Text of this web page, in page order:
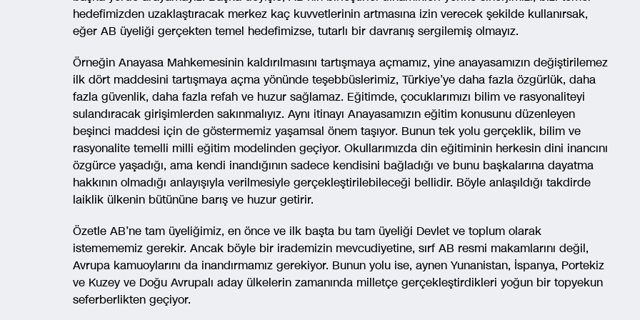
hedefimizden uzaklaştıracak merkez kaç kuvvetlerinin artmasına izin verecek şekilde kullanırsak,
eğer AB üyeliği gerçekten temel hedefimizse, tutarlı bir davranış sergilemiş olmayız.
Örneğin Anayasa Mahkemesinin kaldırılmasını tartışmaya açmamız, yine anayasamızın değiştirilemez
ilk dört maddesini tartışmaya açma yönünde teşebbüslerimiz, Türkiye’ye daha fazla özgürlük, daha
fazla güvenlik, daha fazla refah ve huzur sağlamaz. Eğitimde, çocuklarımızı bilim ve rasyonaliteyi
sulandıracak girişimlerden sakınmalıyız. Aynı itinayı Anayasamızın eğitim konusunu düzenleyen
beşinci maddesi için de göstermemiz yaşamsal önem taşıyor. Bunun tek yolu gerçeklik, bilim ve
rasyonalite temelli milli eğitim modelinden geçiyor. Okullarımızda din eğitiminin herkesin dini inancını
özgürce yaşadığı, ama kendi inandığının sadece kendisini bağladığı ve bunu başkalarına dayatma
hakkının olmadığı anlayışıyla verilmesiyle gerçekleştirilebileceği bellidir. Böyle anlaşıldığı takdirde
laiklik ülkenin bütününe barış ve huzur getirir.
Özetle AB’ne tam üyeliğimiz, en önce ve ilk başta bu tam üyeliği Devlet ve toplum olarak
istemememiz gerekir. Ancak böyle bir irademizin mevcudiyetine, sırf AB resmi makamlarını değil,
Avrupa kamuoylarını da inandırmamız gerekiyor. Bunun yolu ise, aynen Yunanistan, İspanya, Portekiz
ve Kuzey ve Doğu Avrupalı aday ülkelerin zamanında milletçe gerçekleştirdikleri yoğun bir topyekun
seferberlikten geçiyor.